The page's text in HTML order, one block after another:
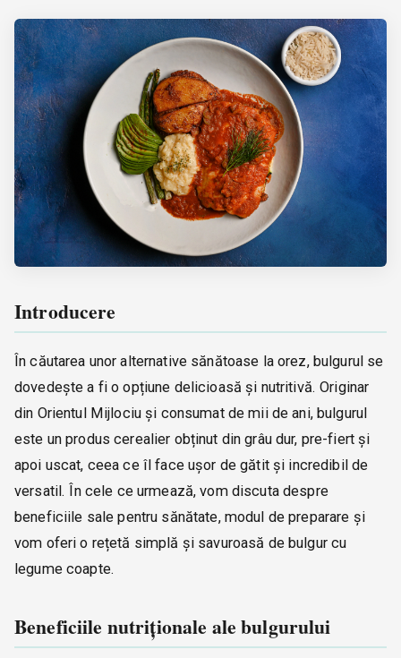
Introducere
În căutarea unor alternative sănătoase la orez, bulgurul se
dovedește a fi o opțiune delicioasă și nutritivă. Originar
din Orientul Mijlociu și consumat de mii de ani, bulgurul
este un produs cerealier obținut din grâu dur, pre-fiert și
apoi uscat, ceea ce îl face ușor de gătit și incredibil de
versatil. În cele ce urmează, vom discuta despre
beneficiile sale pentru sănătate, modul de preparare și
vom oferi o rețetă simplă și savuroasă de bulgur cu
legume coapte.
Beneficiile nutriționale ale bulgurului